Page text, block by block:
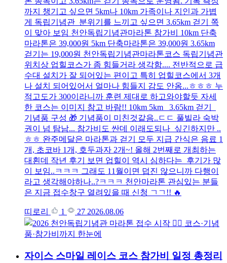
까지 챙기고 싶으면 5km나 10km 가족이나 지인과 가볍
게 독립기념관 분위기를 느끼고 싶으면 3.65km 걷기 쪽
이 맞아 보임 천안독립기념관마라톤 참가비 10km 단축
마라톤은 39,000원 5km 단축마라톤은 39,000원 3.65km
걷기는 19,000원 천안독립기념관마라톤코스 독립기념관
위치상 업힐코스가 좀 힘들거라 생각함.... 전반적으로 급
수대 설치가 잘 되어있는 편이고 특히 업힐코스에서 3개
나 설치 되어있어서 얼마나 힘들지 감도 안옴...ㅎㅎㅎ 누
적고도가 300이라니까 훈련 제대로 하고와야할듯 자세
한 코스는 이미지 참고 바람!! 10km 5km 3.65km 걷기
기념품 구성 🎁 기념품이 미친것같음..ㄷㄷ 풀빌라 숙박
권이 넘 탐남... 참가비도 싼데 이래도되나 싶긴하지만 ..
ㅎㅎ 완주메달은 마라톤과 걷기 모두 지급 간식은 음료 1
개, 초코바 1개, 호두과자 2개~! 올해 2번째로 개최하는
대횐데 작년 후기 보면 업힐이 역시 심하다는 후기가 많
이 보임..ㅋㅋㅋ 그래도 11월이면 덥진 않으니까 다행이
라고 생각해야하나..?ㅋㅋㅋ 천안마라톤 관심있는 분들
은 지금 접수창구 열려있을 때 신청 ㄱㄱ!! 🔥
띠로리 1 27 2026.08.06
자이스 스마일 레이스 코스 참가비 일정 총정리